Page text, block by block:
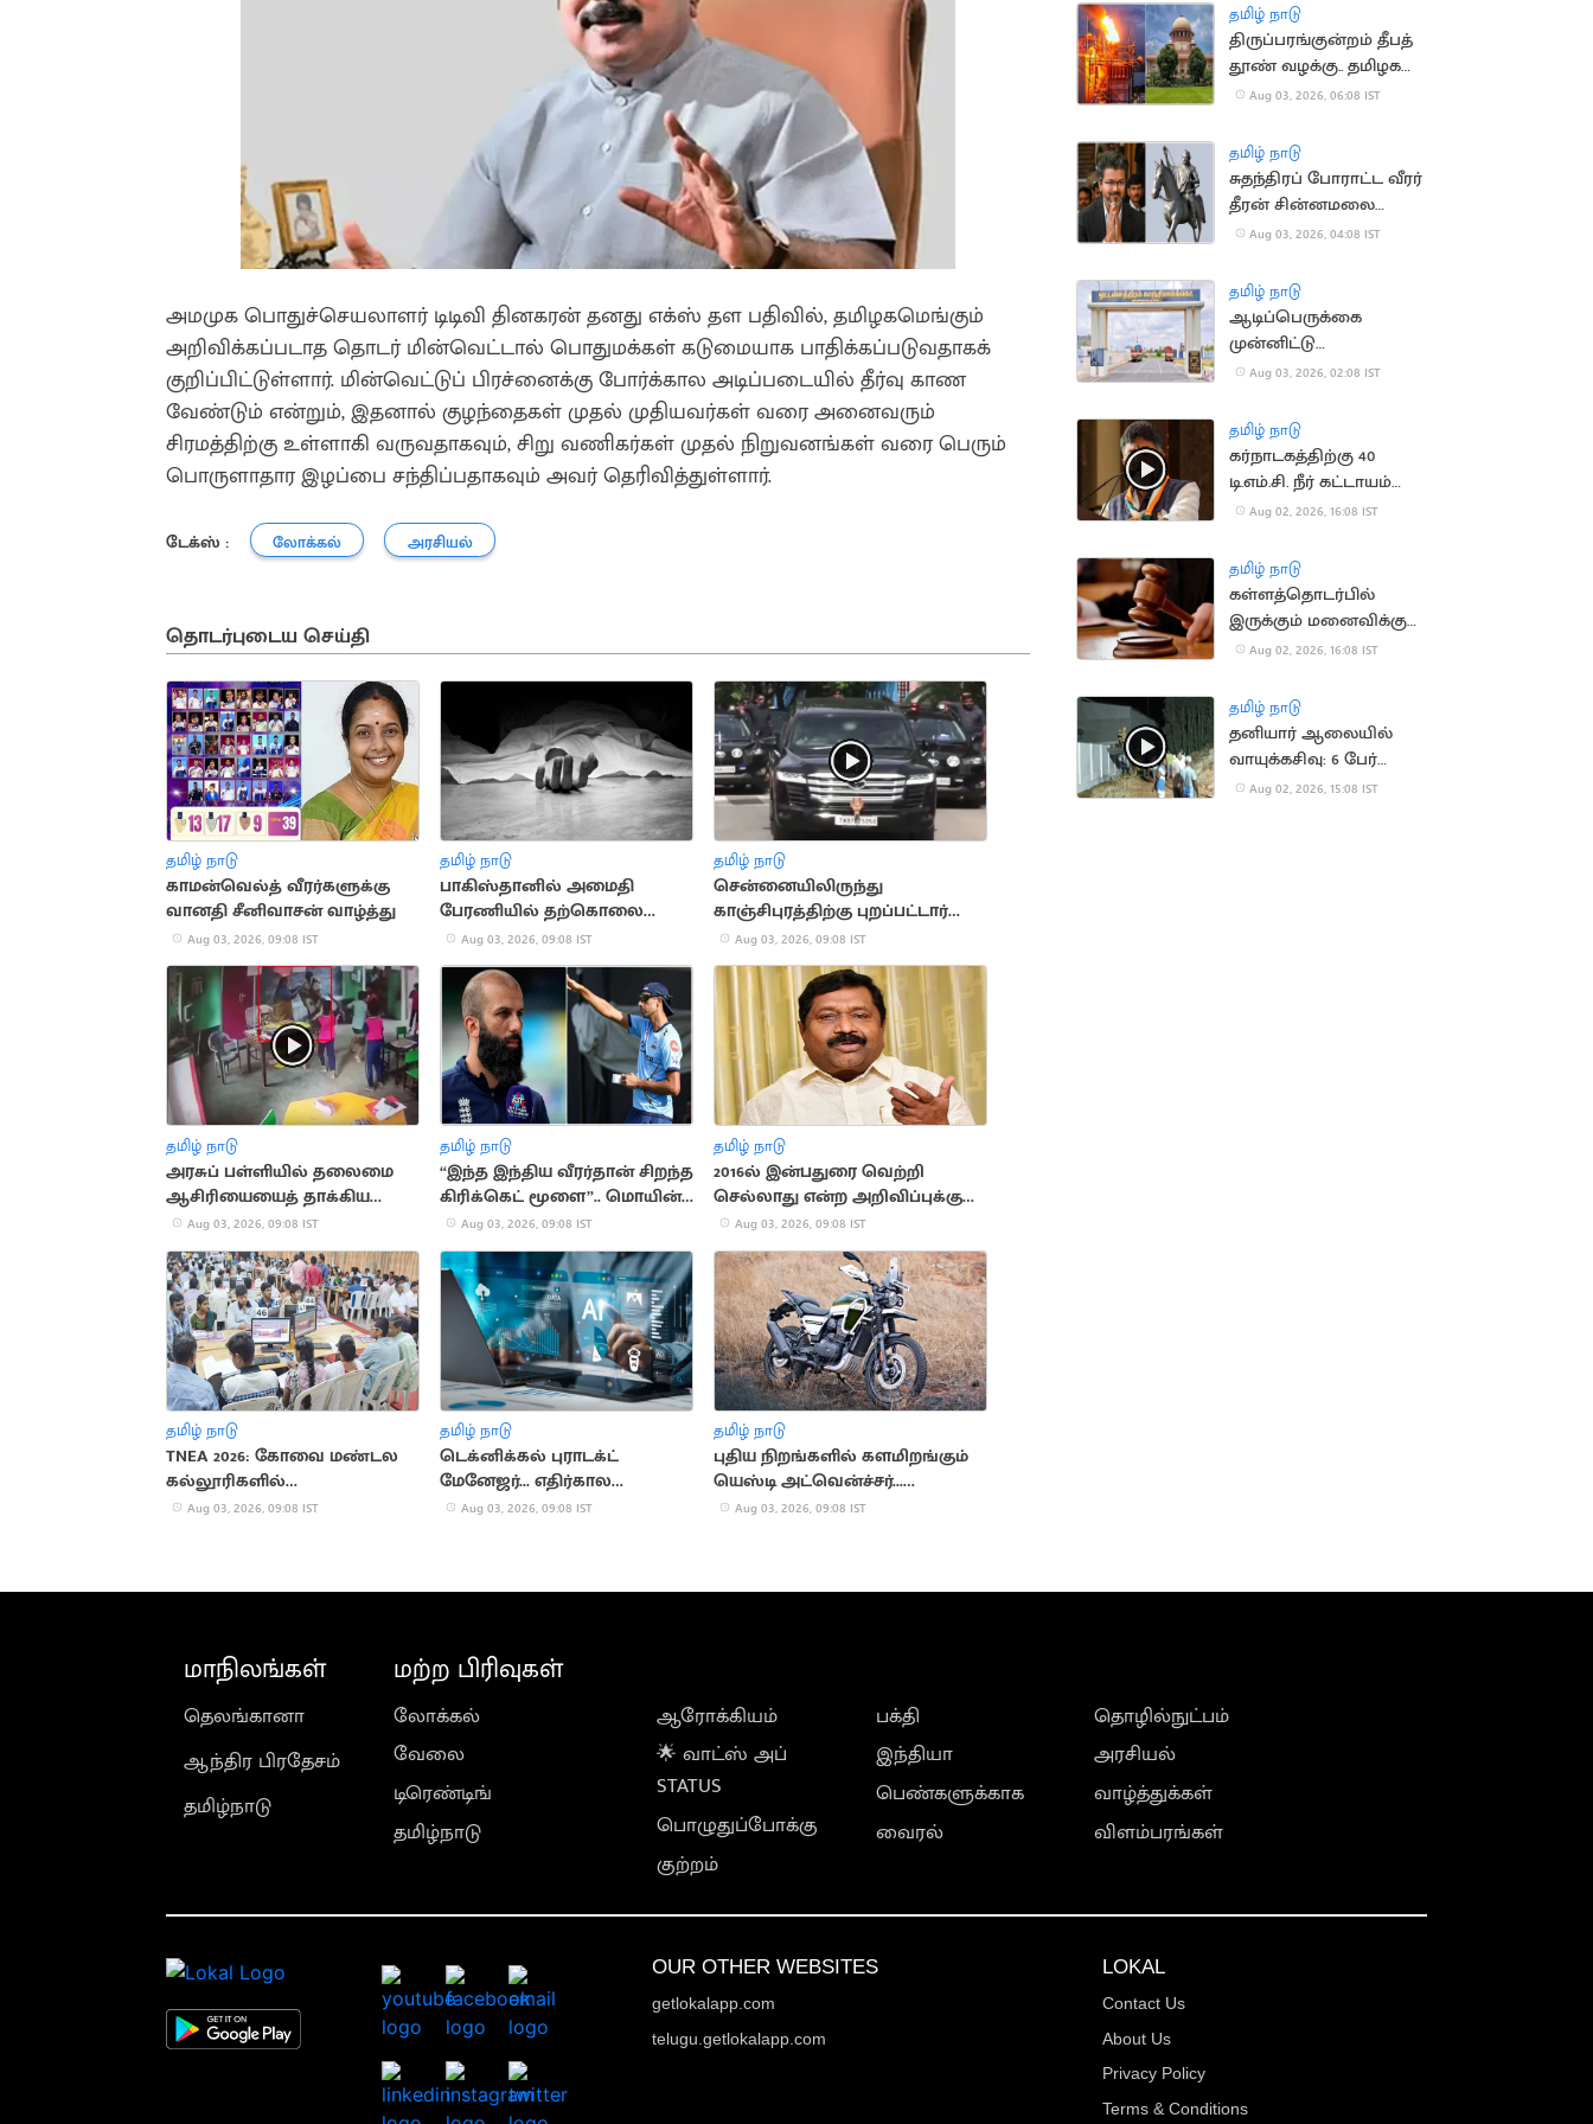
அமமுக பொதுச்செயலாளர் டிடிவி தினகரன் தனது எக்ஸ் தள பதிவில், தமிழகமெங்கும்
அறிவிக்கப்படாத தொடர் மின்வெட்டால் பொதுமக்கள் கடுமையாக பாதிக்கப்படுவதாகக்
குறிப்பிட்டுள்ளார். மின்வெட்டுப் பிரச்னைக்கு போர்க்கால அடிப்படையில் தீர்வு காண
வேண்டும் என்றும், இதனால் குழந்தைகள் முதல் முதியவர்கள் வரை அனைவரும்
சிரமத்திற்கு உள்ளாகி வருவதாகவும், சிறு வணிகர்கள் முதல் நிறுவனங்கள் வரை பெரும்
பொருளாதார இழப்பை சந்திப்பதாகவும் அவர் தெரிவித்துள்ளார்.
டேக்ஸ் : லோக்கல் அரசியல்
தொடர்புடைய செய்தி
தமிழ் நாடு
காமன்வெல்த் வீரர்களுக்கு
வானதி சீனிவாசன் வாழ்த்து
Aug 03, 2026, 09:08 IST
தமிழ் நாடு
பாகிஸ்தானில் அமைதி
பேரணியில் தற்கொலை
தாக்குதல்.. 14 பேர் பலி
Aug 03, 2026, 09:08 IST
தமிழ் நாடு
சென்னையிலிருந்து
காஞ்சிபுரத்திற்கு புறப்பட்டார்
முதல்வர் விஜய்
Aug 03, 2026, 09:08 IST
தமிழ் நாடு
அரசுப் பள்ளியில் தலைமை
ஆசிரியையைத் தாக்கிய
இடைநிலை ஆசிரியை
Aug 03, 2026, 09:08 IST
தமிழ் நாடு
“இந்த இந்திய வீரர்தான் சிறந்த
கிரிக்கெட் மூளை”.. மொயின்
அலி புகழாரம்
Aug 03, 2026, 09:08 IST
தமிழ் நாடு
2016ல் இன்பதுரை வெற்றி
செல்லாது என்ற அறிவிப்புக்கு
இடைக்கால தடை
Aug 03, 2026, 09:08 IST
தமிழ் நாடு
TNEA 2026: கோவை மண்டல
கல்லூரிகளில்
மாணவர்களுக்கு புதிய
Aug 03, 2026, 09:08 IST
தமிழ் நாடு
டெக்னிக்கல் புராடக்ட்
மேனேஜர்... எதிர்கால
வேலைவாய்ப்புகளில் புதிய
Aug 03, 2026, 09:08 IST
தமிழ் நாடு
புதிய நிறங்களில் களமிறங்கும்
யெஸ்டி அட்வென்ச்சர்...
டியூப்லெஸ் ஸ்போக் வீல்ஸ்
Aug 03, 2026, 09:08 IST
தமிழ் நாடு
திருப்பரங்குன்றம் தீபத்
தூண் வழக்கு.. தமிழக
அரசுக்கு
பின்னடைவு
Aug 03, 2026, 06:08 IST
தமிழ் நாடு
சுதந்திரப் போராட்ட வீரர்
தீரன் சின்னமலை
நினைவு நாள்.. CM விஜய்
Aug 03, 2026, 04:08 IST
தமிழ் நாடு
ஆடிப்பெருக்கை
முன்னிட்டு
ஒட்டன்சத்திரம் காய்கறி
விடுமுறை
Aug 03, 2026, 02:08 IST
தமிழ் நாடு
கர்நாடகத்திற்கு 40
டி.எம்.சி. நீர் கட்டாயம்
தேவை.. டி.கே.சிவகுமார்
Aug 02, 2026, 16:08 IST
தமிழ் நாடு
கள்ளத்தொடர்பில்
இருக்கும் மனைவிக்கு
இடைக்கால ஜீவனாம்சம்
Aug 02, 2026, 16:08 IST
தமிழ் நாடு
தனியார் ஆலையில்
வாயுக்கசிவு: 6 பேர்
மருத்துவமனையில்
Aug 02, 2026, 15:08 IST
மாநிலங்கள்
தெலங்கானா
ஆந்திர பிரதேசம்
தமிழ்நாடு
மற்ற பிரிவுகள்
லோக்கல்
வேலை
டிரெண்டிங்
தமிழ்நாடு
ஆரோக்கியம்
🌟 வாட்ஸ் அப்
STATUS
பொழுதுப்போக்கு
குற்றம்
பக்தி
இந்தியா
பெண்களுக்காக
வைரல்
தொழில்நுட்பம்
அரசியல்
வாழ்த்துக்கள்
விளம்பரங்கள்
OUR OTHER WEBSITES
getlokalapp.com
telugu.getlokalapp.com
LOKAL
Contact Us
About Us
Privacy Policy
Terms & Conditions